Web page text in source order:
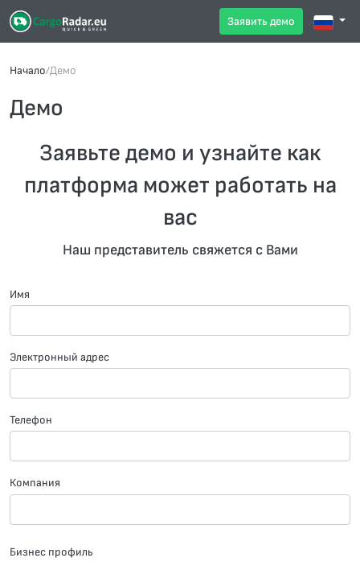
Заявить демо
Начало/Демо
Демо
Заявьте демо и узнайте как
платформа может работать на
вас
Наш представитель свяжется с Вами
Имя
Электронный адрес
Телефон
Компания
Бизнес профиль